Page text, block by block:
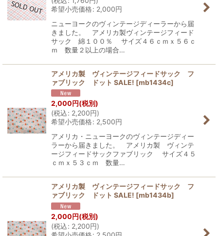
希望小売価格: 2,000円
ニューヨークのヴィンテージディーラーから届
きました。 アメリカ製ヴィンテージフィード
サック 綿１００％ サイズ４６ｃｍｘ５６ｃ
ｍ 数量２以上の場合…
アメリカ製 ヴィンテージフィードサック フ
ァブリック ドット SALE! [mb1434c]
2,000円(税別)
(税込: 2,200円)
希望小売価格: 2,500円
アメリカ・ニューヨークのヴィンテージディー
ラーから届きました。 アメリカ製 ヴィンテ
ージフィードサックファブリック サイズ４５
ｃｍｘ５３ｃｍ 数量…
アメリカ製 ヴィンテージフィードサック フ
ァブリック ドット SALE! [mb1434b]
2,000円(税別)
(税込: 2,200円)